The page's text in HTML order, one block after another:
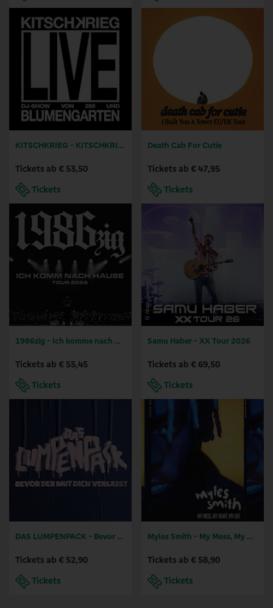
KITSCHKRIEG - KITSCHKRIEG LIVE
Tickets ab € 53,50
Tickets
Death Cab For Cutie
Tickets ab € 47,95
Tickets
1986zig - Ich komme nach Hause Tour
Tickets ab € 55,45
Tickets
Samu Haber - XX Tour 2026
Tickets ab € 69,50
Tickets
DAS LUMPENPACK - Bevor der Mut dich verlässt
Tickets ab € 52,90
Tickets
Myles Smith - My Mess, My Heart, My Life. Tour
Tickets ab € 58,90
Tickets